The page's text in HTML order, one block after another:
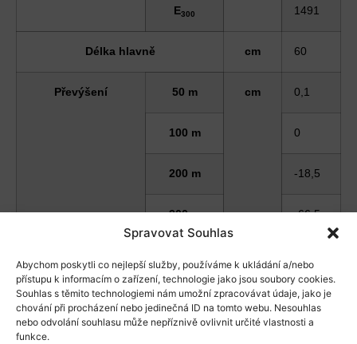
Spravovat Souhlas
Abychom poskytli co nejlepší služby, používáme k ukládání a/nebo
přístupu k informacím o zařízení, technologie jako jsou soubory cookies.
Souhlas s těmito technologiemi nám umožní zpracovávat údaje, jako je
chování při procházení nebo jedinečná ID na tomto webu. Nesouhlas
nebo odvolání souhlasu může nepříznivě ovlivnit určité vlastnosti a
funkce.
E300 1491
Délka hlavně cm 60
Převýšení 50 m cm 0,1
100 m 0
200 m -18,5
300 m -66,5
Převýšení pro ONV 50 m cm 1 ,9